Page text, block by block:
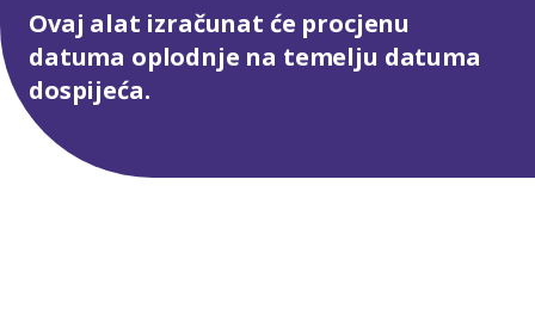
Ovaj alat izračunat će procjenu
datuma oplodnje na temelju datuma
dospijeća.